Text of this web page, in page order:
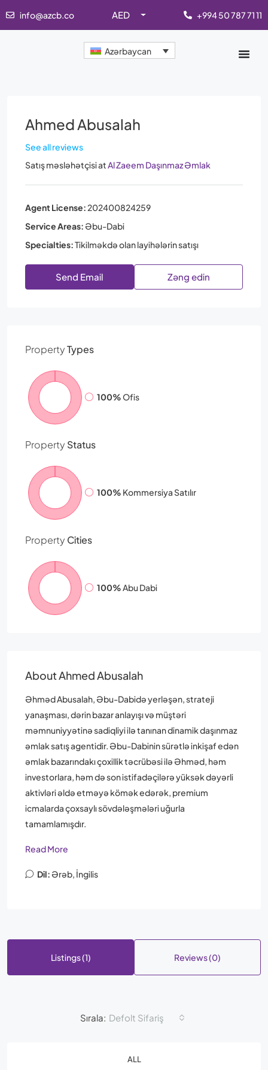
info@azcb.co AED +994 50 787 71 11
Azərbaycan
Ahmed Abusalah
See all reviews
Satış məsləhətçisiatAl Zaeem Daşınmaz Əmlak
Agent License: 202400824259
Service Areas:Əbu-Dabi
Specialties:Tikilməkdə olan layihələrin satışı
Send Email Zəng edin
PropertyTypes
100%Ofis
Property Status
100% Kommersiya Satılır
Property Cities
100%Abu Dabi
About Ahmed Abusalah
Əhməd Abusalah, Əbu-Dabidə yerləşən, strateji
yanaşması, dərin bazar anlayışı və müştəri
məmnuniyyətinə sadiqliyi ilə tanınan dinamik daşınmaz
əmlak satış agentidir. Əbu-Dabinin sürətlə inkişaf edən
əmlak bazarındakı çoxillik təcrübəsi ilə Əhməd, həm
investorlara, həm də son istifadəçilərə yüksək dəyərli
aktivləri əldə etməyə kömək edərək, premium
icmalarda çoxsaylı sövdələşmələri uğurla
tamamlamışdır.
Read More
Dil:Ərəb, İngilis
Listings (1) Reviews (0)
ALL
Sırala: Defolt Sifariş